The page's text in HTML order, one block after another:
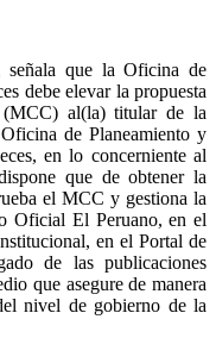
que la Oficina de
debe elevar la propuesta
al(la) titular de la
de Planeamiento y
en lo concerniente al
que de obtener la
el MCC y gestiona la
Oficial El Peruano, en el
en el Portal de
de las publicaciones
que asegure de manera
nivel de gobierno de la